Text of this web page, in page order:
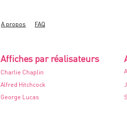
A propos FAQ
Affiches par réalisateurs
Charlie Chaplin
Alfred Hitchcock
George Lucas